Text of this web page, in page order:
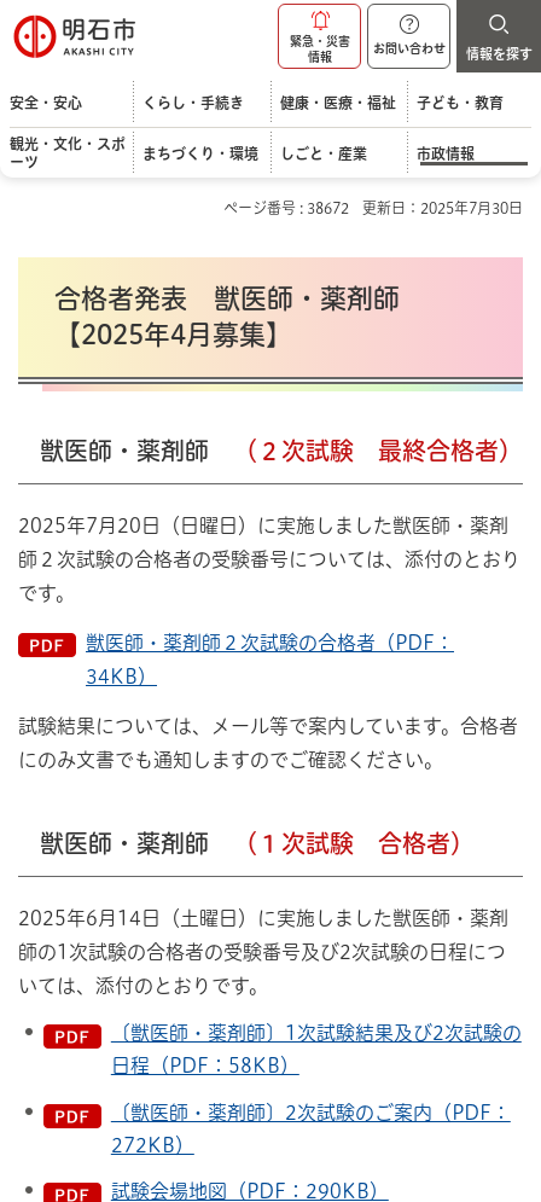
明石市
緊急・災害
情報
お問い合わせ 情報を探す
安全・安心 くらし・手続き 健康・医療・福祉 子ども・教育
観光・文化・スポ
ーツ
まちづくり・環境 しごと・産業 市政情報
ページ番号 : 38672 更新日：2025年7月30日
合格者発表 獣医師・薬剤師
【2025年4月募集】
獣医師・薬剤師 （２次試験 最終合格者）
2025年7月20日（日曜日）に実施しました獣医師・薬剤
師２次試験の合格者の受験番号については、添付のとおり
です。
獣医師・薬剤師２次試験の合格者（PDF：
34KB）
試験結果については、メール等で案内しています。合格者
にのみ文書でも通知しますのでご確認ください。
獣医師・薬剤師 （１次試験 合格者）
2025年6月14日（土曜日）に実施しました獣医師・薬剤
師の1次試験の合格者の受験番号及び2次試験の日程につ
いては、添付のとおりです。
〔獣医師・薬剤師〕1次試験結果及び2次試験の
日程（PDF：58KB）
〔獣医師・薬剤師〕2次試験のご案内（PDF：
272KB）
試験会場地図（PDF：290KB）